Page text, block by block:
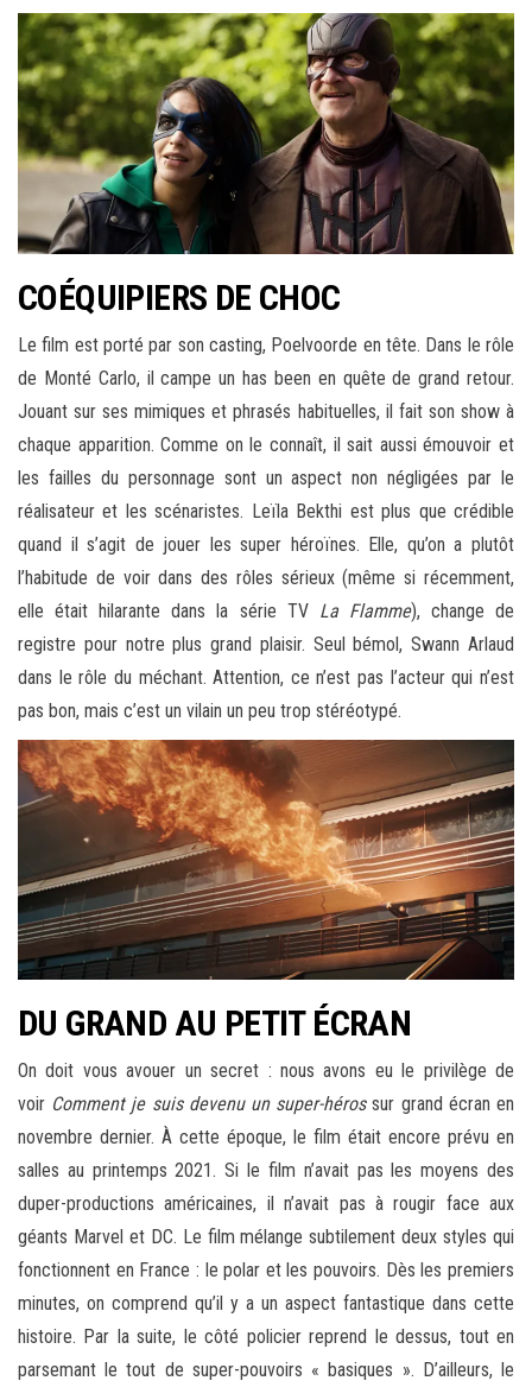
COÉQUIPIERS DE CHOC
Le film est porté par son casting, Poelvoorde en tête. Dans le rôle
de Monté Carlo, il campe un has been en quête de grand retour.
Jouant sur ses mimiques et phrasés habituelles, il fait son show à
chaque apparition. Comme on le connaît, il sait aussi émouvoir et
les failles du personnage sont un aspect non négligées par le
réalisateur et les scénaristes. Leïla Bekthi est plus que crédible
quand il s’agit de jouer les super héroïnes. Elle, qu’on a plutôt
l’habitude de voir dans des rôles sérieux (même si récemment,
elle était hilarante dans la série TVLa Flamme), change de
registre pour notre plus grand plaisir. Seul bémol, Swann Arlaud
dans le rôle du méchant. Attention, ce n’est pas l’acteur qui n’est
pas bon, mais c’est un vilain un peu trop stéréotypé.
DU GRAND AU PETIT ÉCRAN
On doit vous avouer un secret : nous avons eu le privilège de
voir Comment je suis devenu un super-hérossur grand écran en
novembre dernier. À cette époque, le film était encore prévu en
salles au printemps 2021. Si le film n’avait pas les moyens des
duper-productions américaines, il n’avait pas à rougir face aux
géants Marvel et DC. Le film mélange subtilement deux styles qui
fonctionnent en France : le polar et les pouvoirs. Dès les premiers
minutes, on comprend qu’il y a un aspect fantastique dans cette
histoire. Par la suite, le côté policier reprend le dessus, tout en
parsemant le tout de super-pouvoirs « basiques ». D’ailleurs, le